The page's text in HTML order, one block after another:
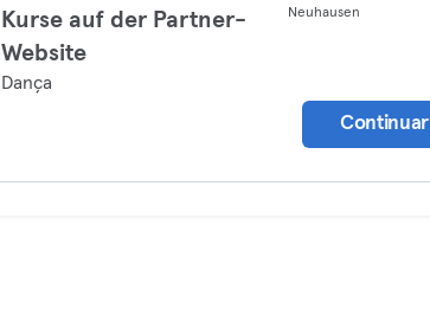
Kurse auf der Partner-
Website
Dança
Neuhausen
Continuar